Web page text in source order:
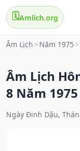
🗓️Amlich.org
Âm Lịch > Năm 1975 >
Âm Lịch
8 Năm 1975
Ngày Đinh Dậu,